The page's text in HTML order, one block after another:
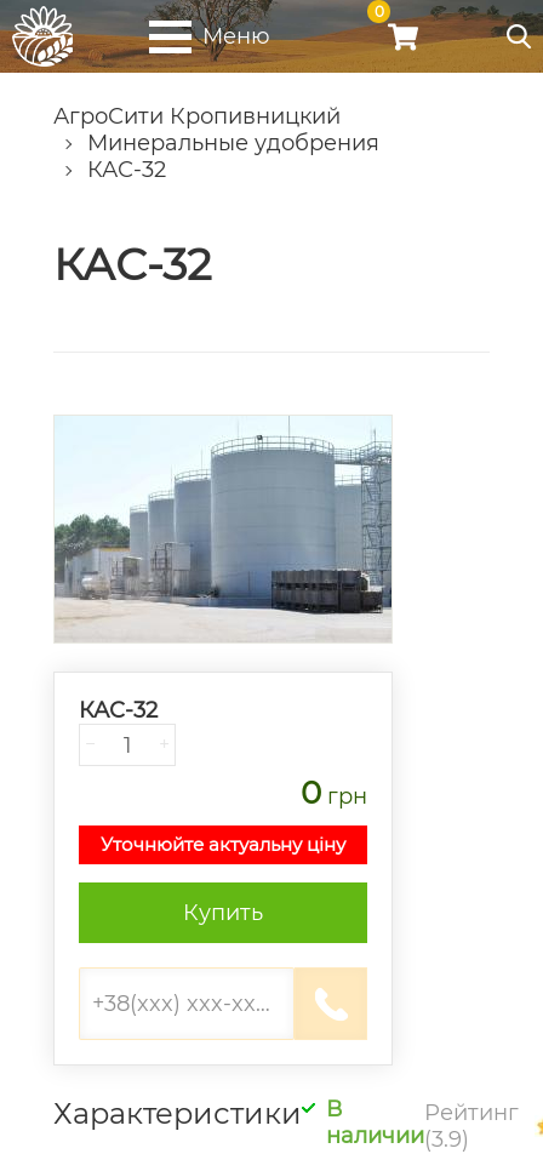
Меню
0
АгроСити Кропивницкий
Минеральные удобрения
КАС-32
КАС-32
КАС-32
− +
0 грн
Уточнюйте актуальну ціну
Купить
Характеристики
В
наличии
Рейтинг
(3.9)